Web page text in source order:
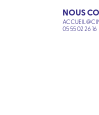
NOUS
05 55 02 26 16